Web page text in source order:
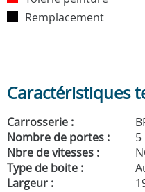
Remplacement
Caractéristiques
Carrosserie :
Nombre de portes :
5
Nbre de vitesses :
Type de boite :
Largeur :